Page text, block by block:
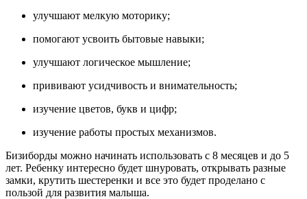
улучшают мелкую моторику;
помогают усвоить бытовые навыки;
улучшают логическое мышление;
прививают усидчивость и внимательность;
изучение цветов, букв и цифр;
изучение работы простых механизмов.
Бизиборды можно начинать использовать с 8 месяцев и до 5
лет. Ребенку интересно будет шнуровать, открывать разные
замки, крутить шестеренки и все это будет проделано с
пользой для развития малыша.